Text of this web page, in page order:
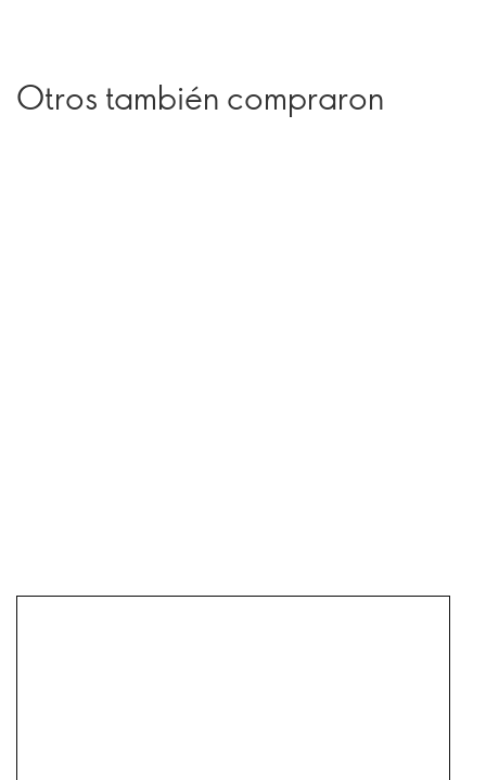
Otros también compraron